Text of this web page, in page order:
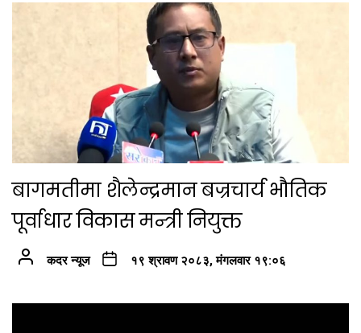
बागमतीमा शैलेन्द्रमान बज्रचार्य भौतिक
पूर्वाधार विकास मन्त्री नियुक्त
कदर न्यूज १९ श्रावण २०८३, मंगलवार १९:०६